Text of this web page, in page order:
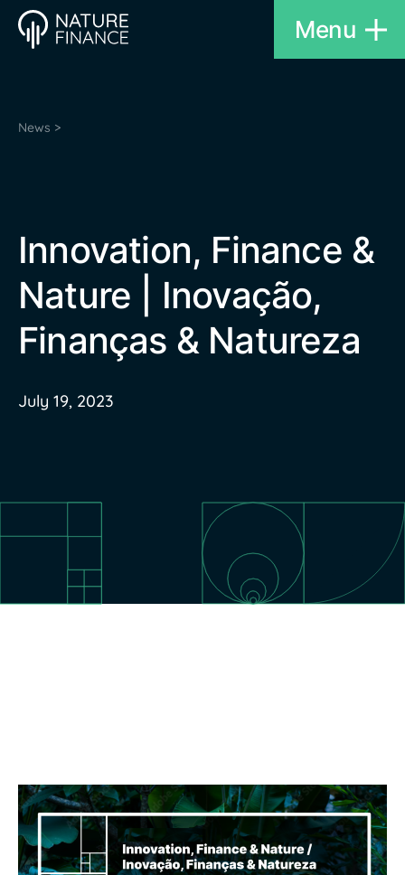
Menu
News >
Innovation, Finance &
Nature | Inovação,
Finanças & Natureza
July 19, 2023